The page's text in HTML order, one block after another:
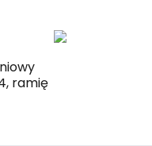
ramię